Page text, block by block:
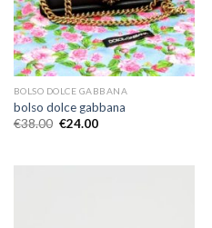
BOLSO DOLCE GABBANA
bolso dolce gabbana
€38.00 €24.00